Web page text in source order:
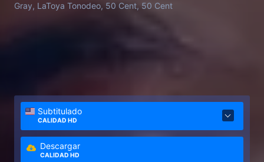
Gray, LaToya Tonodeo, 50 Cent, 50 Cent
Subtitulado
CALIDAD HD
Descargar
CALIDAD HD